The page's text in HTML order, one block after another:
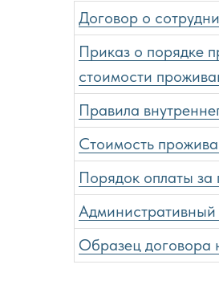
Договор о
Приказ о порядке
стоимости
Правила
Стоимость
Порядок оплаты
Образец договора